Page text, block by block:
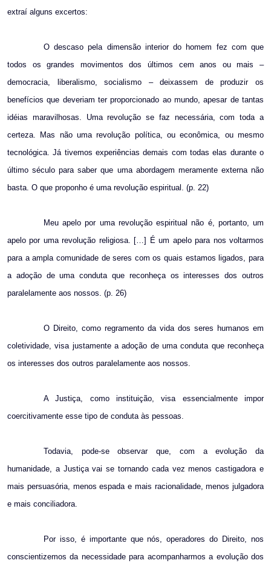
extraí alguns excertos:
O descaso pela dimensão interior do homem fez com que
todos os grandes movimentos dos últimos cem anos ou mais –
democracia, liberalismo, socialismo – deixassem de produzir os
benefícios que deveriam ter proporcionado ao mundo, apesar de tantas
idéias maravilhosas. Uma revolução se faz necessária, com toda a
certeza. Mas não uma revolução política, ou econômica, ou mesmo
tecnológica. Já tivemos experiências demais com todas elas durante o
último século para saber que uma abordagem meramente externa não
basta. O que proponho é uma revolução espiritual. (p. 22)
Meu apelo por uma revolução espiritual não é, portanto, um
apelo por uma revolução religiosa. […] É um apelo para nos voltarmos
para a ampla comunidade de seres com os quais estamos ligados, para
a adoção de uma conduta que reconheça os interesses dos outros
paralelamente aos nossos. (p. 26)
O Direito, como regramento da vida dos seres humanos em
coletividade, visa justamente a adoção de uma conduta que reconheça
os interesses dos outros paralelamente aos nossos.
A Justiça, como instituição, visa essencialmente impor
coercitivamente esse tipo de conduta às pessoas.
Todavia, pode-se observar que, com a evolução da
humanidade, a Justiça vai se tornando cada vez menos castigadora e
mais persuasória, menos espada e mais racionalidade, menos julgadora
e mais conciliadora.
Por isso, é importante que nós, operadores do Direito, nos
conscientizemos da necessidade para acompanharmos a evolução dos